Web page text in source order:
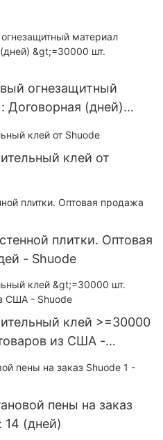
огнезащитный
Договорная (дней)
из США 7
клей от
плитки. Оптовая
- Shuode
клей >=30000
из США -
пены на заказ
14 (дней)